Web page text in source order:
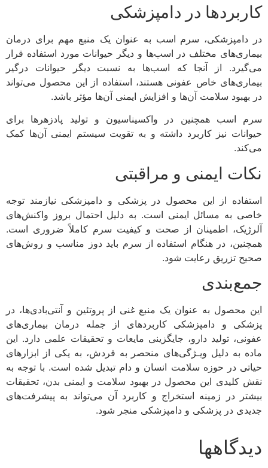
کاربردها در دامپزشکی
در دامپزشکی، سرم اسب به عنوان یک منبع مهم برای درمان
بیماری‌های مختلف در اسب‌ها و دیگر حیوانات مورد استفاده قرار
می‌گیرد. از آنجا که اسب‌ها به نسبت دیگر حیوانات درگیر
بیماری‌های خاص عفونی هستند، استفاده از این محصول می‌تواند
در بهبود سلامت آن‌ها و افزایش ایمنی آن‌ها مؤثر باشد.
سرم اسب همچنین در واکسیناسیون و تولید پادزهرها برای
حیوانات نیز کاربرد داشته و به تقویت سیستم ایمنی آن‌ها کمک
می‌کند.
نکات ایمنی و مراقبتی
استفاده از این محصول در پزشکی و دامپزشکی نیازمند توجه
خاصی به مسائل ایمنی است. به دلیل احتمال بروز واکنش‌های
آلرژیک، اطمینان از صحت و کیفیت سرم کاملاً ضروری است.
همچنین، در هنگام استفاده از سرم باید دوز مناسب و روش‌های
صحیح تزریق رعایت شود.
جمع‌بندی
این محصول به عنوان یک منبع غنی از پروتئین و آنتی‌بادی‌ها، در
پزشکی و دامپزشکی کاربردهای از جمله درمان بیماری‌های
عفونی، تولید دارو، جایگزینی مایعات و تحقیقات علمی دارد. این
ماده به دلیل ویـژگی‌های منحصر به فردش، به یکی از ابزارهای
حیاتی در حوزه سلامت انسان و دام تبدیل شده است. با توجه به
نقش کلیدی این محصول در بهبود سلامت و ایمنی بدن، تحقیقات
بیشتر در زمینه استخراج و کاربرد آن می‌تواند به پیشرفت‌های
جدیدی در پزشکی و دامپزشکی منجر شود.
دیدگاهها